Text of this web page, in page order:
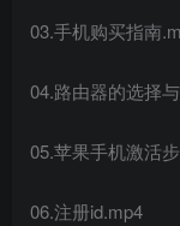
03.手机购买指南
04.路由器的选择
05.苹果手机激活
06.注册id.mp4